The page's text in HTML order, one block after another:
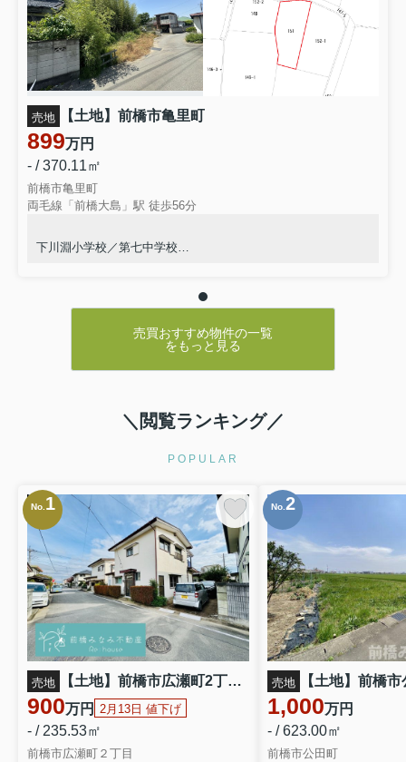
売地 【土地】前橋市亀里町
899万円
- / 370.11㎡
前橋市亀里町
両毛線「前橋大島」駅 徒歩56分
下川淵小学校／第七中学校
◆同じ物件を何度でも見学可能です◎
◆転勤がないのでずっと同じ担当者◎
◆一組ずつ丁寧に対応致します◎
◆質問し放題の敷居の低い不動産屋◎
売買おすすめ物件の一覧
をもっと見る
＼閲覧ランキング／
POPULAR
No.1
売地 【土地】前橋市広瀬町2丁目 ※現況渡し
900万円 2月13日 値下げ
- / 235.53㎡
前橋市広瀬町２丁目
No.2
売地
1,000万円
- / 623.00㎡
前橋市公田町